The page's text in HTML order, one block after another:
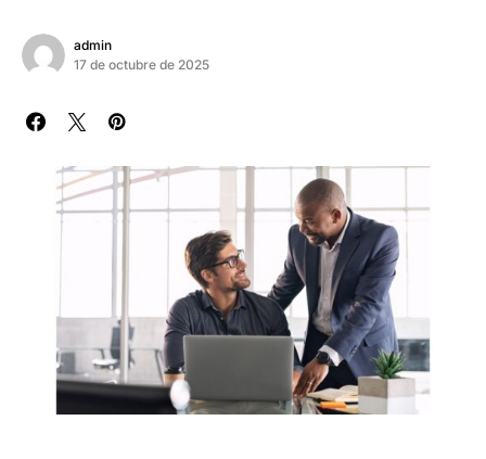
admin
17 de octubre de 2025